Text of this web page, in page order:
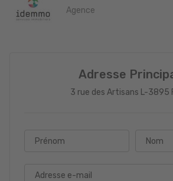
Agence
Adresse
3 rue des Artisans L-3895
Prénom Nom
Adresse e-mail